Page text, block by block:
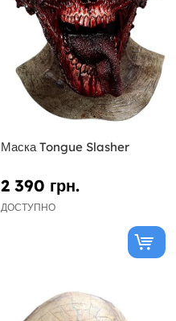
Маска Tongue Slasher
2 390 грн.
ДОСТУПНО